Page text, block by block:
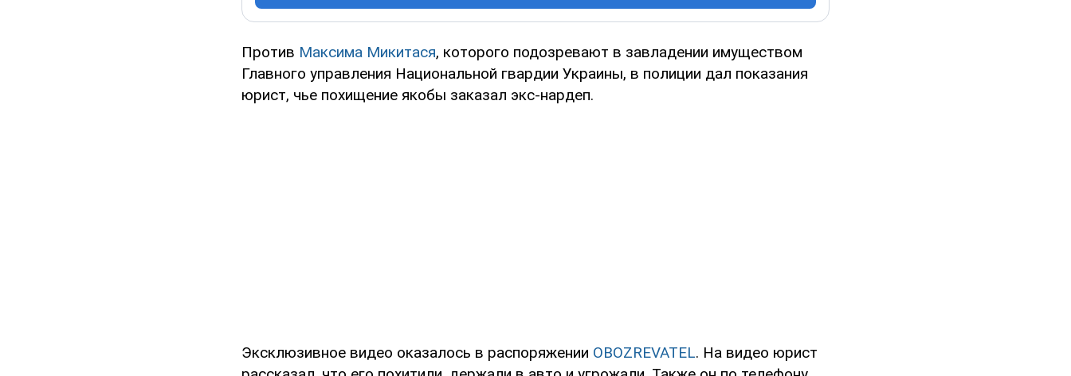
Против Максима Микитася, которого подозревают в завладении имуществом
Главного управления Национальной гвардии Украины, в полиции дал показания
юрист, чье похищение якобы заказал экс-нардеп.
Эксклюзивное видео оказалось в распоряжении OBOZREVATEL. На видео юрист